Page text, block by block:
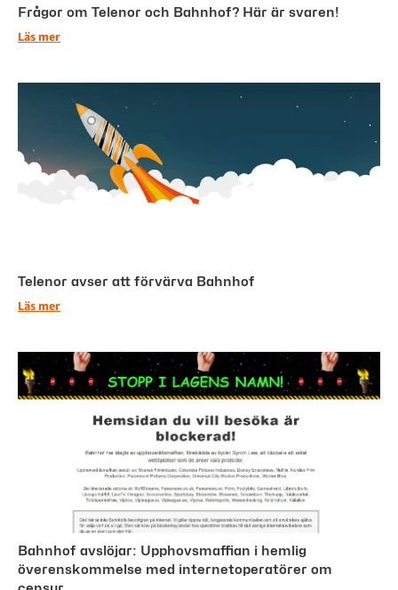
Frågor om Telenor och Bahnhof? Här är svaren!
Läs mer
Telenor avser att förvärva Bahnhof
Läs mer
Bahnhof avslöjar: Upphovsmaffian i hemlig
överenskommelse med internetoperatörer om